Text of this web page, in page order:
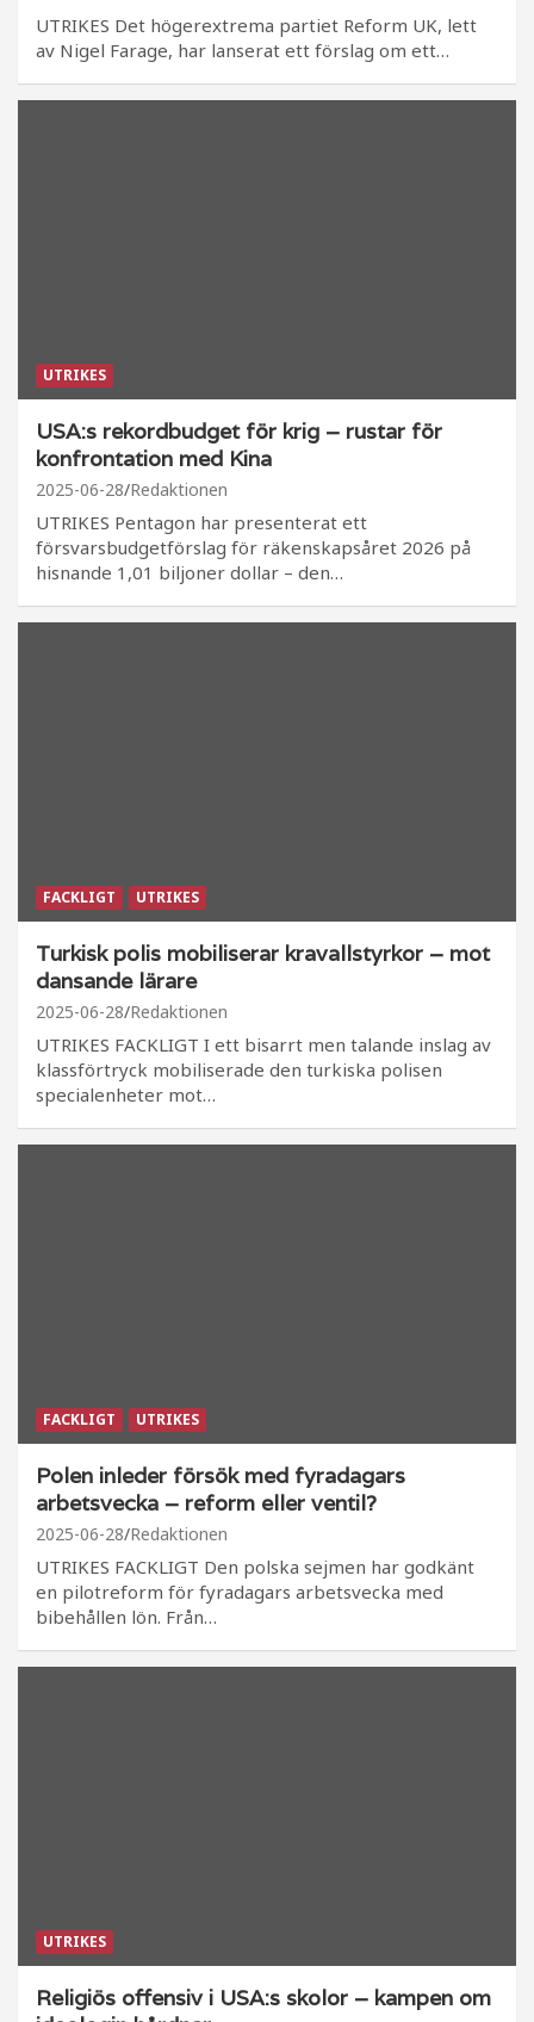
UTRIKES Det högerextrema partiet Reform UK, lett
av Nigel Farage, har lanserat ett förslag om ett…
UTRIKES
USA:s rekordbudget för krig – rustar för
konfrontation med Kina
2025-06-28 Redaktionen
UTRIKES Pentagon har presenterat ett
försvarsbudgetförslag för räkenskapsåret 2026 på
hisnande 1,01 biljoner dollar – den…
FACKLIGT UTRIKES
Turkisk polis mobiliserar kravallstyrkor – mot
dansande lärare
2025-06-28 Redaktionen
UTRIKES FACKLIGT I ett bisarrt men talande inslag av
klassförtryck mobiliserade den turkiska polisen
specialenheter mot…
FACKLIGT UTRIKES
Polen inleder försök med fyradagars
arbetsvecka – reform eller ventil?
2025-06-28 Redaktionen
UTRIKES FACKLIGT Den polska sejmen har godkänt
en pilotreform för fyradagars arbetsvecka med
bibehållen lön. Från…
UTRIKES
Religiös offensiv i USA:s skolor – kampen om